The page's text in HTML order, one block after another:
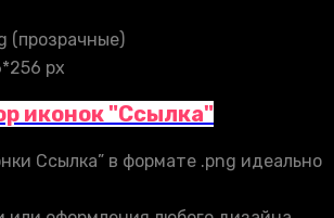
(прозрачные)
px
иконок "Ссылка"
Ссылка” в формате .png идеально